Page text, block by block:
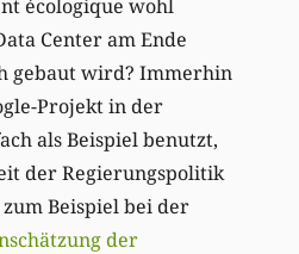
écologique wohl
Center am Ende
gebaut wird? Immerhin
Projekt in der
als Beispiel benutzt,
der Regierungspolitik
Beispiel bei der
der